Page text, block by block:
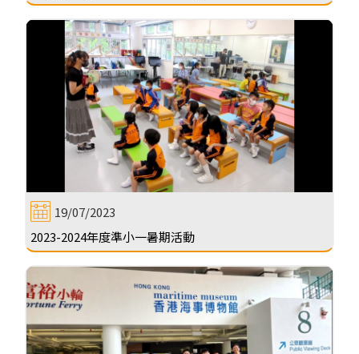
19/07/2023
2023-2024年度準小一暑期活動